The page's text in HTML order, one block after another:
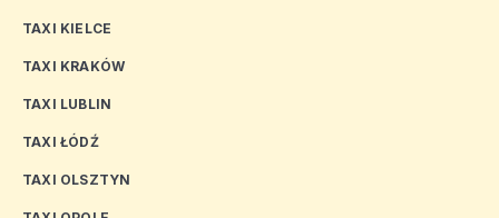
TAXI KIELCE
TAXI KRAKÓW
TAXI LUBLIN
TAXI ŁÓDŹ
TAXI OLSZTYN